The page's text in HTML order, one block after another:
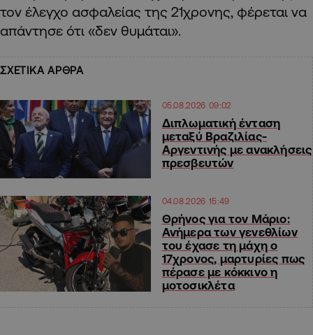
τον έλεγχο ασφαλείας της 21χρονης, φέρεται να
απάντησε ότι «δεν θυμάται».
ΣΧΕΤΙΚΑ ΑΡΘΡΑ
05.08.2026 09:02
Διπλωματική ένταση
μεταξύ Βραζιλίας-
Αργεντινής με ανακλήσεις
πρεσβευτών
04.08.2026 15:49
Θρήνος για τον Μάριο:
Ανήμερα των γενεθλίων
του έχασε τη μάχη ο
17χρονος, μαρτυρίες πως
πέρασε με κόκκινο η
μοτοσικλέτα